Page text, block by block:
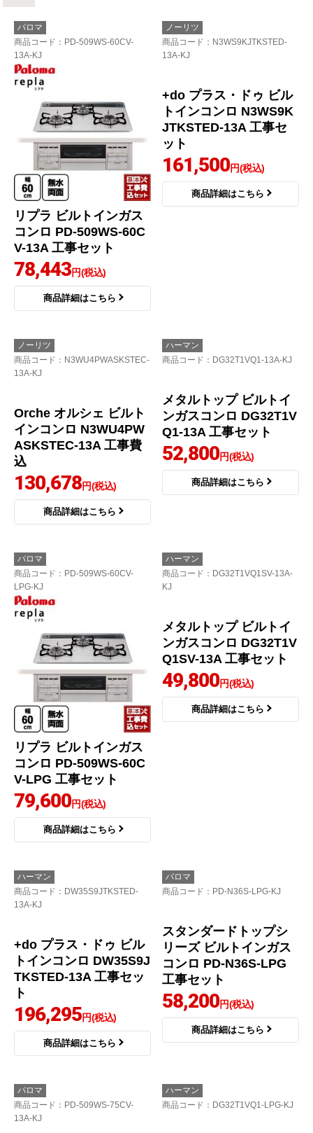
パロマ
商品コード ：PD-509WS-60CV-
13A-KJ
リプラ ビルトインガス
コンロ PD-509WS-60C
V-13A 工事セット
78,443円(税込)
商品詳細はこちら
ノーリツ
商品コード ：N3WS9KJTKSTED-
13A-KJ
ノーリツ
商品コード
Orche オルシェ ビルト
インコンロ N3WU4PW
ASKSTEC-13A 工事費
込
130,678
商品詳細はこちら
ハーマン
ンガスコンロ DG32T1V
Q1-13A 工事セット
52,800
商品詳細はこちら
パロマ
商品コード：PD-509WS-60CV-
LPG-KJ
リプラ ビルトインガス
コンロ PD-509WS-60C
79,600円(税込)
商品詳細はこちら
ハーマン
商品コード：DG32T1VQ1SV-13A-
KJ
メタルトップ ビルトイ
ンガスコンロ DG32T1V
49,800円(税込)
商品詳細はこちら
ハーマン
商品コード
パロマ
商品コード：PD-N36S-LPG-KJ